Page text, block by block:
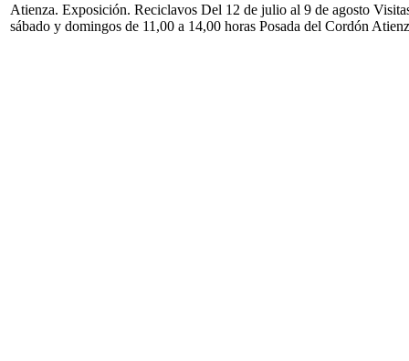
Atienza. Exposición. Reciclavos Del 12 de julio al 9 de agosto
sábado y domingos de 11,00 a 14,00 horas Posada del Cordón